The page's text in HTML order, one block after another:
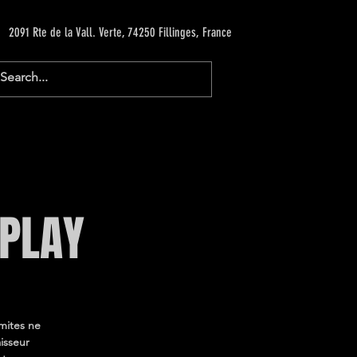
2091 Rte de la Vall. Verte, 74250 Fillinges, France
ne